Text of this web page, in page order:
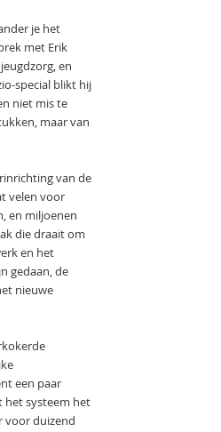
je het
met Erik
en
special blikt hij
niet mis te
maar van
van de
velen voor
en miljoenen
die draait om
en het
gedaan, de
nieuwe
een paar
het systeem het
voor duizend